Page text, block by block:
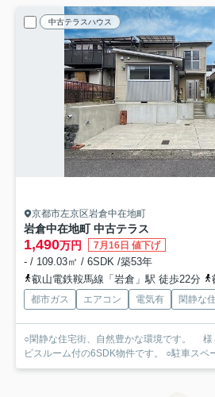
中古テラスハウス
京都市左京区岩倉中在地町
岩倉中在地町 中古テラス
1,490万円 7月16日 値下げ
- / 109.03㎡ / 6SDK /築53年
叡山電鉄鞍馬線「岩倉」駅 徒歩22分
都市ガス エアコン 電気有 閑静な
○閑静な住宅街、自然豊かな環境です。 様
ビスルーム付の6SDK物件です。 ○駐車スペ